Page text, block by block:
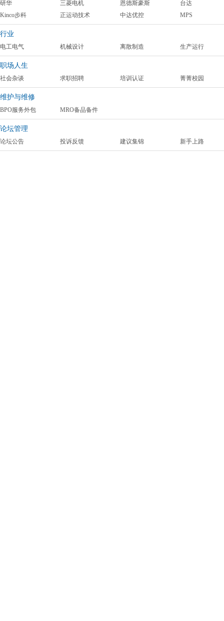
研华
三菱电机 恩德斯豪斯
台达
Kinco步科
正运动技术 中达优控 MPS
行业
电工电气 机械设计 离散制造 生产运行
职场人生
社会杂谈 求职招聘 培训认证 菁菁校园
维护与维修
BPO服务外包 MRO备品备件
论坛管理
论坛公告 投诉反馈 建议集锦 新手上路